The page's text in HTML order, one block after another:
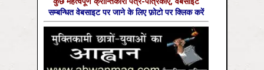
सम्‍बन्धित वेबसाइट पर जाने के लिए फ़ोटो पर क्लिक करें